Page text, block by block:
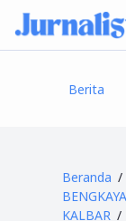
Berita
Beranda
KALBAR